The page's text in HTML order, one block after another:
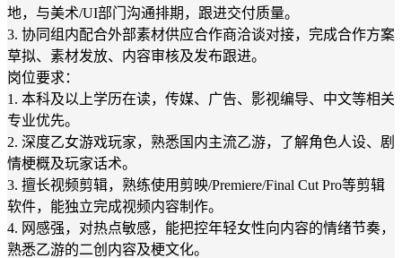
地，与美术/UI部门沟通排期，跟进交付质量。
3. 协同组内配合外部素材供应合作商洽谈对接，完成合作方案
草拟、素材发放、内容审核及发布跟进。
岗位要求：
1. 本科及以上学历在读，传媒、广告、影视编导、中文等相关
专业优先。
2. 深度乙女游戏玩家，熟悉国内主流乙游，了解角色人设、剧
情梗概及玩家话术。
3. 擅长视频剪辑，熟练使用剪映/Premiere/Final Cut Pro等剪辑
软件，能独立完成视频内容制作。
4. 网感强，对热点敏感，能把控年轻女性向内容的情绪节奏，
熟悉乙游的二创内容及梗文化。